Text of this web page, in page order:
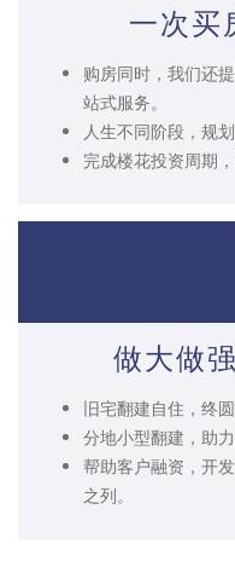
一次买
购房同时，我们还
站式服务。
人生不同阶段，规划
完成楼花投资周期
做大做
旧宅翻建自住，终圆
分地小型翻建，助
帮助客户融资，开
之列。